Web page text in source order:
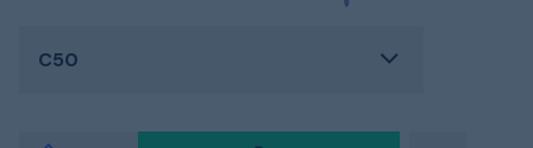
C50